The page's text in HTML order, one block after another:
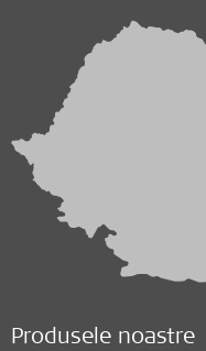
Produsele noastre